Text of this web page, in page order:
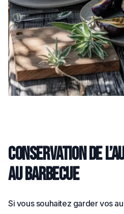
Conservation de
au barbecue
Si vous souhaitez garder vos